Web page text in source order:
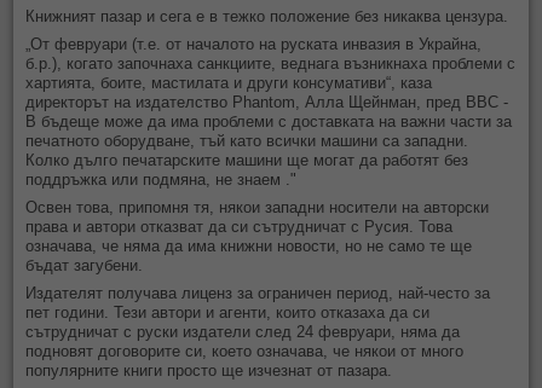
Книжният пазар и сега е в тежко положение без никаква цензура.
„От февруари (т.е. от началото на руската инвазия в Украйна,
б.р.), когато започнаха санкциите, веднага възникнаха проблеми с
хартията, боите, мастилата и други консумативи“, каза
директорът на издателство Phantom, Алла Щейнман, пред BBC -
В бъдеще може да има проблеми с доставката на важни части за
печатното оборудване, тъй като всички машини са западни.
Колко дълго печатарските машини ще могат да работят без
поддръжка или подмяна, не знаем ."
Освен това, припомня тя, някои западни носители на авторски
права и автори отказват да си сътрудничат с Русия. Това
означава, че няма да има книжни новости, но не само те ще
бъдат загубени.
Издателят получава лиценз за ограничен период, най-често за
пет години. Тези автори и агенти, които отказаха да си
сътрудничат с руски издатели след 24 февруари, няма да
подновят договорите си, което означава, че някои от много
популярните книги просто ще изчезнат от пазара.